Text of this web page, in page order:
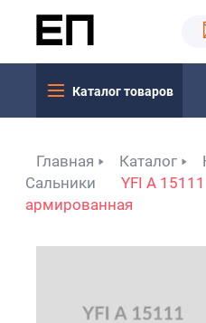
Каталог товаров
Главная Каталог
Сальники
YFI A
армированная